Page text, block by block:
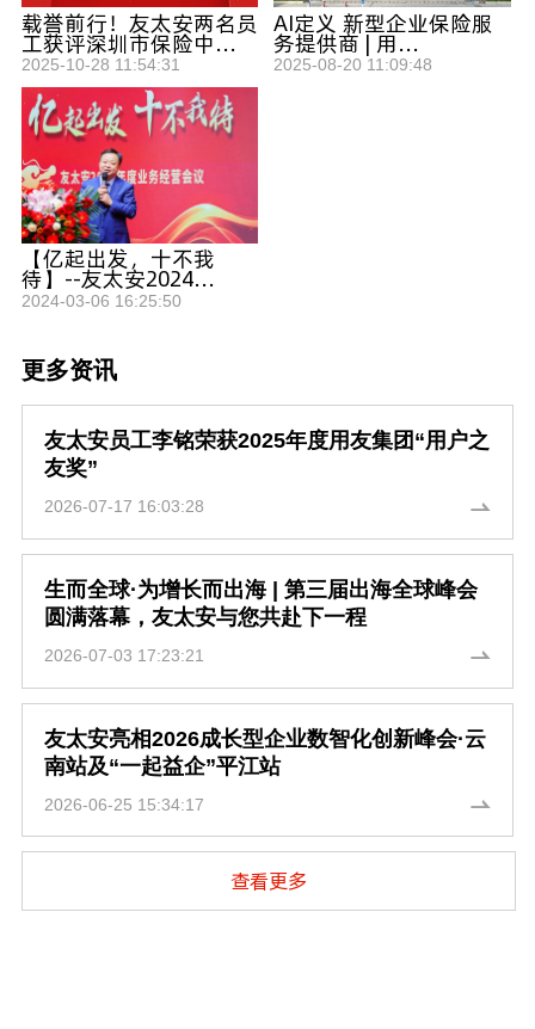
载誉前行！友太安两名员
工获评深圳市保险中...
2025-10-28 11:54:31
AI定义 新型企业保险服
务提供商 | 用...
2025-08-20 11:09:48
【亿起出发，十不我
待】--友太安2024...
2024-03-06 16:25:50
更多资讯
友太安员工李铭荣获2025年度用友集团“用户之
友奖”
2026-07-17 16:03:28
生而全球·为增长而出海 | 第三届出海全球峰会
圆满落幕，友太安与您共赴下一程
2026-07-03 17:23:21
友太安亮相2026成长型企业数智化创新峰会·云
南站及“一起益企”平江站
2026-06-25 15:34:17
查看更多